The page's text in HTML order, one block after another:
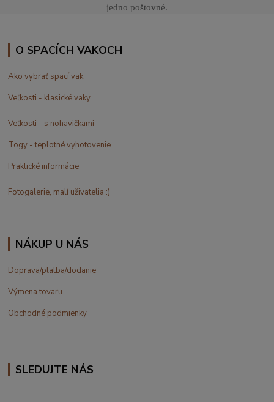
jedno poštovné.
O SPACÍCH VAKOCH
Ako vybrať spací vak
Veľkosti - klasické vaky
Veľkosti - s nohavičkami
Togy - teplotné vyhotovenie
Praktické informácie
Fotogalerie, malí uživatelia :)
NÁKUP U NÁS
Doprava/platba/dodanie
Výmena tovaru
Obchodné podmienky
SLEDUJTE NÁS